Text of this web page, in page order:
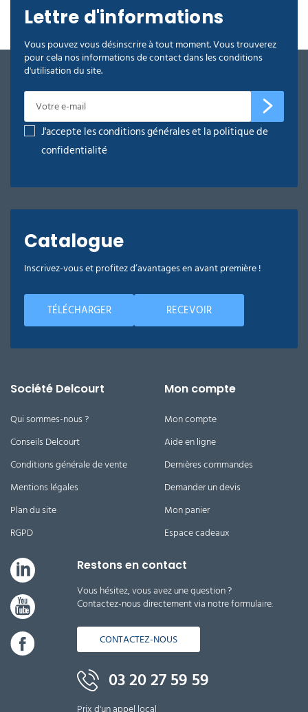
Lettre d'informations
Vous pouvez vous désinscrire à tout moment. Vous trouverez
pour cela nos informations de contact dans les conditions
d'utilisation du site.
J'accepte les conditions générales et la politique de
confidentialité
Catalogue
Inscrivez-vous et profitez d’avantages en avant première !
TÉLÉCHARGER RECEVOIR
Société Delcourt
Qui sommes-nous ?
Conseils Delcourt
Conditions générale de vente
Mentions légales
Plan du site
RGPD
Mon compte
Mon compte
Aide en ligne
Dernières commandes
Demander un devis
Mon panier
Espace cadeaux
Restons en contact
Vous hésitez, vous avez une question ?
Contactez-nous directement via notre formulaire.
CONTACTEZ-NOUS
03 20 27 59 59